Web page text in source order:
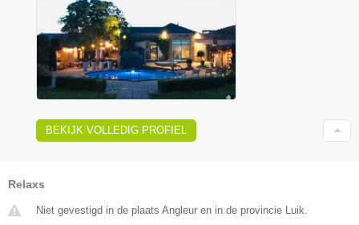
BEKIJK VOLLEDIG PROFIEL
Relaxs
Niet gevestigd in de plaats Angleur en in de provincie Luik.